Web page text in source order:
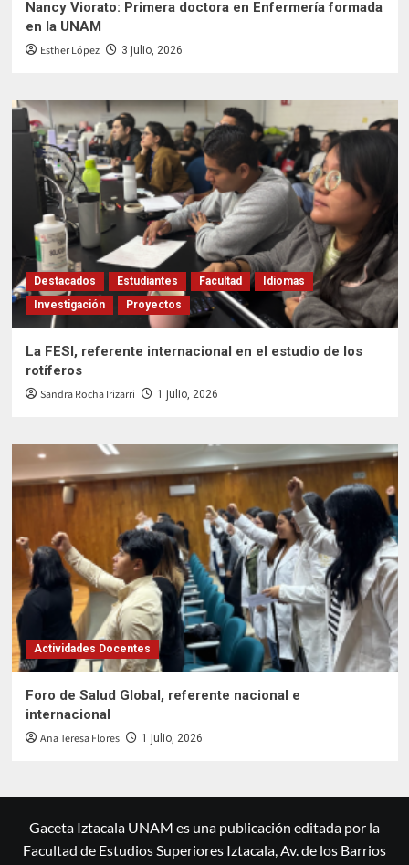
Nancy Viorato: Primera doctora en Enfermería formada
en la UNAM
Esther López 3 julio, 2026
Destacados Estudiantes Facultad
Idiomas
Investigación
Proyectos
La FESI, referente internacional en el estudio de los
rotíferos
Sandra Rocha Irizarri 1 julio, 2026
Actividades Docentes
Foro de Salud Global, referente nacional e
internacional
Ana Teresa Flores 1 julio, 2026
Gaceta Iztacala UNAM es una publicación editada por la
Facultad de Estudios Superiores Iztacala, Av. de los Barrios